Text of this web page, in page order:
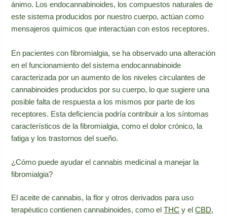
ánimo. Los endocannabinoides, los compuestos naturales de
este sistema producidos por nuestro cuerpo, actúan como
mensajeros químicos que interactúan con estos receptores.
En pacientes con fibromialgia, se ha observado una alteración
en el funcionamiento del sistema endocannabinoide
caracterizada por un aumento de los niveles circulantes de
cannabinoides producidos por su cuerpo, lo que sugiere una
posible falta de respuesta a los mismos por parte de los
receptores. Esta deficiencia podría contribuir a los síntomas
característicos de la fibromialgia, como el dolor crónico, la
fatiga y los trastornos del sueño.
¿Cómo puede ayudar el cannabis medicinal a manejar la
fibromialgia?
El aceite de cannabis, la flor y otros derivados para uso
terapéutico contienen cannabinoides, como elTHC y elCBD,